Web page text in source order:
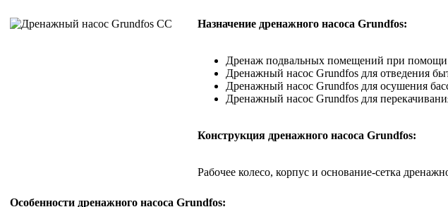
Назначение дренажного насоса Grundfos:
Дренаж подвальных помещений при помощи
Дренажный насос Grundfos для отведения
Дренажный насос Grundfos для осушения
Дренажный насос Grundfos для
Конструкция дренажного насоса Grundfos:
Рабочее колесо, корпус и основание-сетка
Особенности дренажного насоса Grundfos: